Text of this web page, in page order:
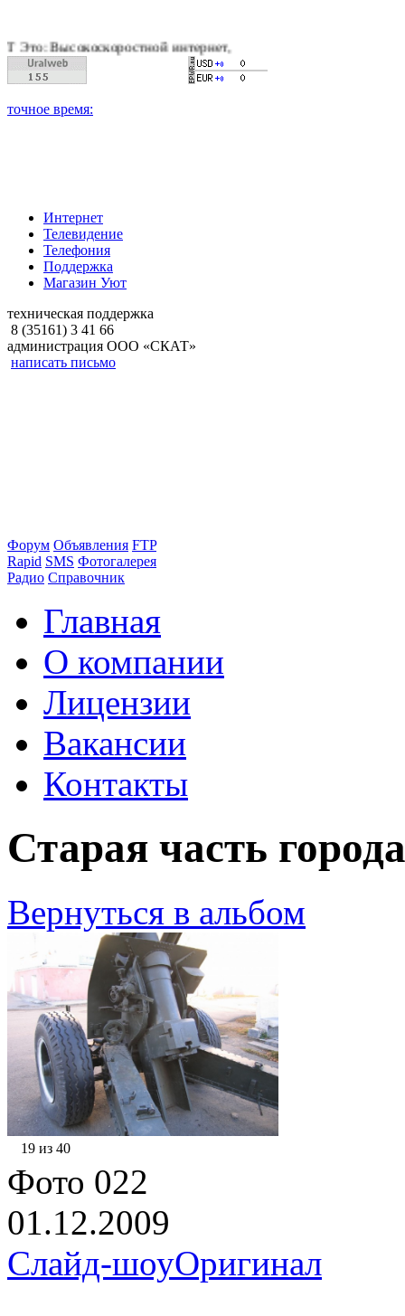
интернет, качественное цифровое и кабельное
Интернет
Телевидение
Телефония
Поддержка
Магазин Уют
техническая поддержка
8 (35161) 3 41 66
администрация ООО «СКАТ»
написать письмо
Форум Объявления FTP
Rapid SMS Фотогалерея
Радио Справочник
Главная
О компании
Лицензии
Вакансии
Контакты
Старая часть
Вернуться в альбом
19 из 40
Фото 022
01.12.2009
Слайд-шоуОригинал